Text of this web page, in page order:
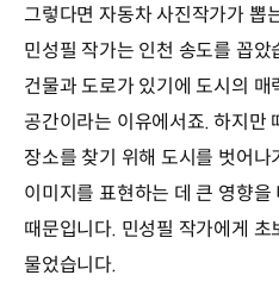
그렇다면 자동차 사진작가가 뽑
민성필 작가는 인천 송도를 꼽
건물과 도로가 있기에 도시의
공간이라는 이유에서죠. 하지만
장소를 찾기 위해 도시를 벗어
이미지를 표현하는 데 큰 영향
때문입니다. 민성필 작가에게
물었습니다.